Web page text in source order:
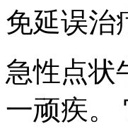
免延误治
急性点状
一顽疾。